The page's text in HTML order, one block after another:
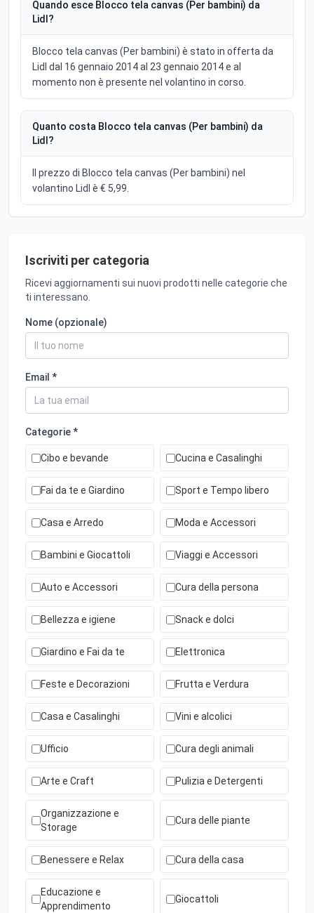
Quando esce Blocco tela canvas (Per bambini) da
Lidl?
Blocco tela canvas (Per bambini) è stato in offerta da
Lidl dal 16 gennaio 2014 al 23 gennaio 2014 e al
momento non è presente nel volantino in corso.
Quanto costa Blocco tela canvas (Per bambini) da
Lidl?
Il prezzo di Blocco tela canvas (Per bambini) nel
volantino Lidl è € 5,99.
Iscriviti per categoria
Ricevi aggiornamenti sui nuovi prodotti nelle categorie che
ti interessano.
Nome (opzionale)
Email *
Categorie *
Cibo e bevande Cucina e Casalinghi
Fai da te e Giardino Sport e Tempo libero
Casa e Arredo Moda e Accessori
Bambini e Giocattoli Viaggi e Accessori
Auto e Accessori Cura della persona
Bellezza e igiene Snack e dolci
Giardino e Fai da te Elettronica
Feste e Decorazioni Frutta e Verdura
Casa e Casalinghi Vini e alcolici
Ufficio Cura degli animali
Arte e Craft Pulizia e Detergenti
Organizzazione e
Storage
Cura delle piante
Benessere e Relax Cura della casa
Educazione e
Apprendimento
Giocattoli